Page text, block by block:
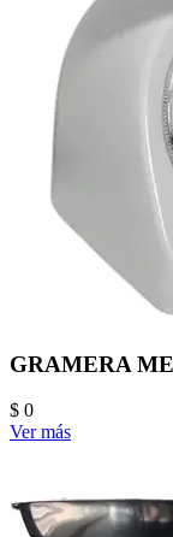
GRAMERA
$ 0
Ver más